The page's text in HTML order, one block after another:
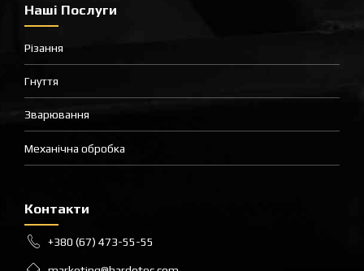
Наші Послуги
Різання
Гнуття
Зварювання
Механічна обробка
Контакти
+380 (67) 473-55-55